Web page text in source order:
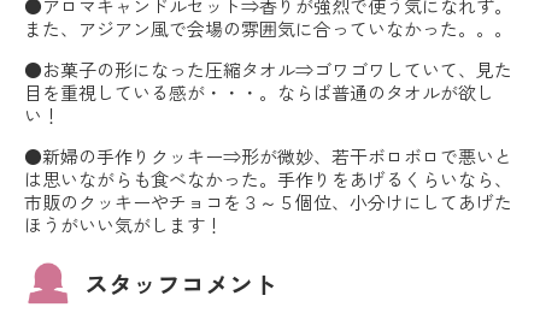
●アロマキャンドルセット⇒香りが強烈で使う気になれず。
また、アジアン風で会場の雰囲気に合っていなかった。。。
●お菓子の形になった圧縮タオル⇒ゴワゴワしていて、見た
目を重視している感が・・・。ならば普通のタオルが欲し
い！
●新婦の手作りクッキー⇒形が微妙、若干ボロボロで悪いと
は思いながらも食べなかった。手作りをあげるくらいなら、
市販のクッキーやチョコを３～５個位、小分けにしてあげた
ほうがいい気がします！
スタッフコメント